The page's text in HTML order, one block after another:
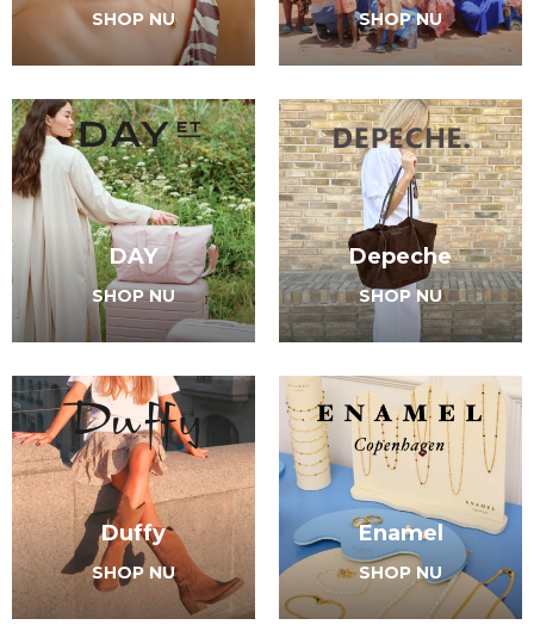
SHOP NU SHOP NU
DAY
SHOP NU
Depeche
SHOP NU
Duffy
SHOP NU
Enamel
SHOP NU